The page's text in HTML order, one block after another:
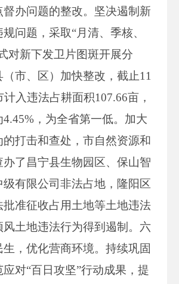
督办问题的整改。坚决遏制新
问题，采取“月清、季核、
对新下发卫片图斑开展分
市、区）加快整改，截止11
计入违法占耕面积107.66亩，
，为全省第一低。加大
的打击和查处，市自然资源和
了昌宁县生物园区、保山智
有限公司非法占地，隆阳区
批准征收占用土地等土地违法
土地违法行为得到遏制。六
，优化营商环境。持续巩固
对“百日攻坚”行动成果，提